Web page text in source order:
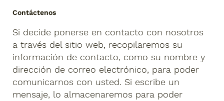
Si decide ponerse en contacto con nosotros
a través del sitio web, recopilaremos su
información de contacto, como su nombre y
dirección de correo electrónico, para poder
comunicarnos con usted. Si escribe un
mensaje, lo almacenaremos para poder
Contáctenos